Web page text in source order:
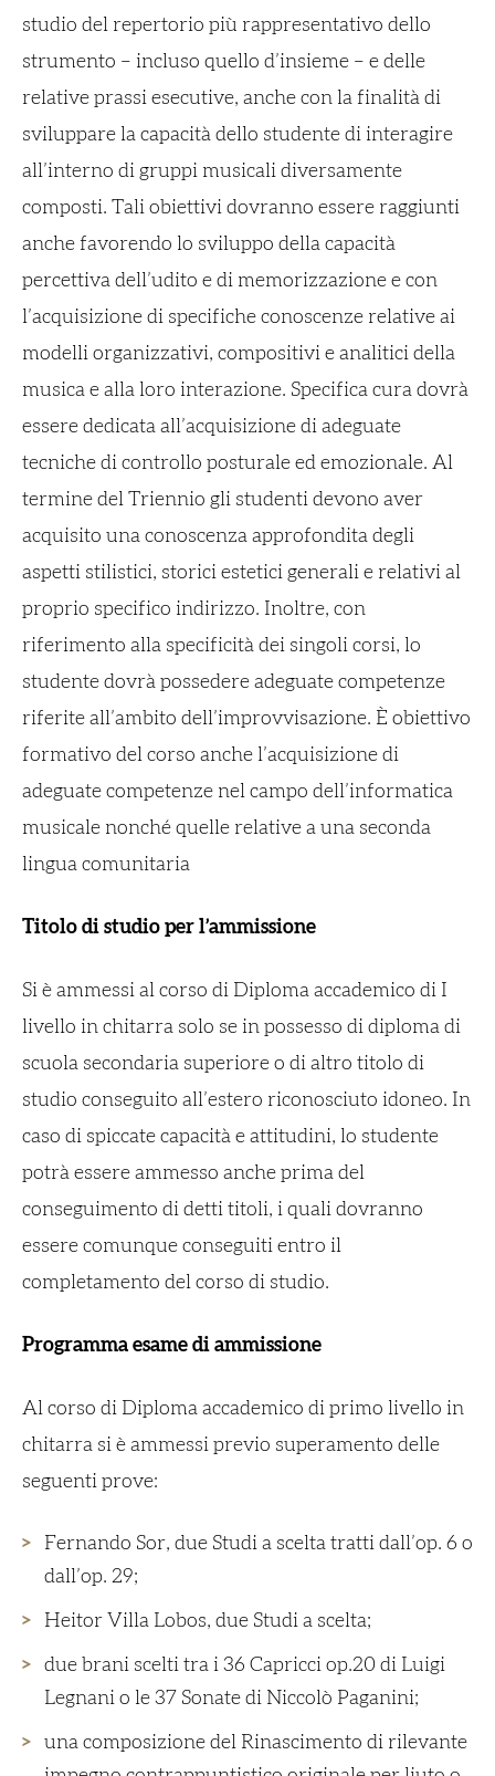
studio del repertorio più rappresentativo dello
strumento – incluso quello d’insieme – e delle
relative prassi esecutive, anche con la finalità di
sviluppare la capacità dello studente di interagire
all’interno di gruppi musicali diversamente
composti. Tali obiettivi dovranno essere raggiunti
anche favorendo lo sviluppo della capacità
percettiva dell’udito e di memorizzazione e con
l’acquisizione di specifiche conoscenze relative ai
modelli organizzativi, compositivi e analitici della
musica e alla loro interazione. Specifica cura dovrà
essere dedicata all’acquisizione di adeguate
tecniche di controllo posturale ed emozionale. Al
termine del Triennio gli studenti devono aver
acquisito una conoscenza approfondita degli
aspetti stilistici, storici estetici generali e relativi al
proprio specifico indirizzo. Inoltre, con
riferimento alla specificità dei singoli corsi, lo
studente dovrà possedere adeguate competenze
riferite all’ambito dell’improvvisazione. È obiettivo
formativo del corso anche l’acquisizione di
adeguate competenze nel campo dell’informatica
musicale nonché quelle relative a una seconda
lingua comunitaria
Titolo di studio per l’ammissione
Si è ammessi al corso di Diploma accademico di I
livello in chitarra solo se in possesso di diploma di
scuola secondaria superiore o di altro titolo di
studio conseguito all’estero riconosciuto idoneo. In
caso di spiccate capacità e attitudini, lo studente
potrà essere ammesso anche prima del
conseguimento di detti titoli, i quali dovranno
essere comunque conseguiti entro il
completamento del corso di studio.
Programma esame di ammissione
Al corso di Diploma accademico di primo livello in
chitarra si è ammessi previo superamento delle
seguenti prove:
Fernando Sor, due Studi a scelta tratti dall’op. 6 o
dall’op. 29;
Heitor Villa Lobos, due Studi a scelta;
due brani scelti tra i 36 Capricci op.20 di Luigi
Legnani o le 37 Sonate di Niccolò Paganini;
una composizione del Rinascimento di rilevante